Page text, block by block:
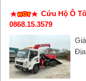
Cứu Hộ Ô
0868.15.3579
Địa